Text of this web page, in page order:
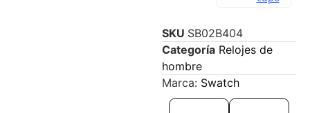
SKU SB02B404
Categoría Relojes de
hombre
Marca: Swatch